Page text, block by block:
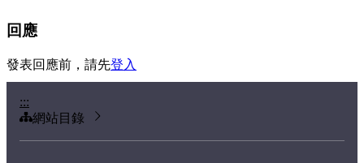
回應
發表回應前，請先登入
:::
網站目錄